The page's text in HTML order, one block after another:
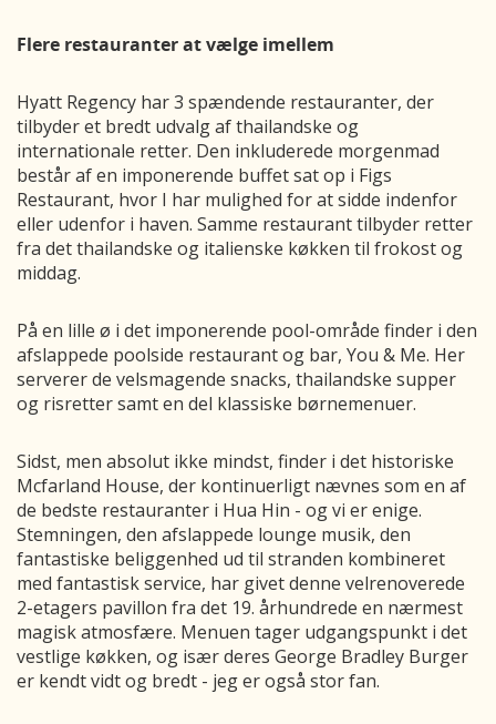
Flere restauranter at vælge imellem
Hyatt Regency har 3 spændende restauranter, der
tilbyder et bredt udvalg af thailandske og
internationale retter. Den inkluderede morgenmad
består af en imponerende buffet sat op i Figs
Restaurant, hvor I har mulighed for at sidde indenfor
eller udenfor i haven. Samme restaurant tilbyder retter
fra det thailandske og italienske køkken til frokost og
middag.
På en lille ø i det imponerende pool-område finder i den
afslappede poolside restaurant og bar, You & Me. Her
serverer de velsmagende snacks, thailandske supper
og risretter samt en del klassiske børnemenuer.
Sidst, men absolut ikke mindst, finder i det historiske
Mcfarland House, der kontinuerligt nævnes som en af
de bedste restauranter i Hua Hin - og vi er enige.
Stemningen, den afslappede lounge musik, den
fantastiske beliggenhed ud til stranden kombineret
med fantastisk service, har givet denne velrenoverede
2-etagers pavillon fra det 19. århundrede en nærmest
magisk atmosfære. Menuen tager udgangspunkt i det
vestlige køkken, og især deres George Bradley Burger
er kendt vidt og bredt - jeg er også stor fan.